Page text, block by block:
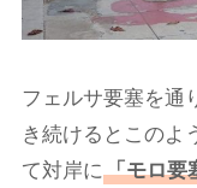
フェルサ要塞を通
き続けるとこのよ
て対岸に 「モロ要